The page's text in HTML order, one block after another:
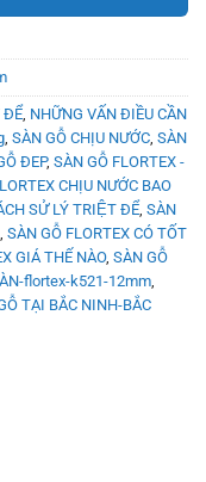
ĐỂ, NHỮNG VẤN ĐIỀU CẦN
, SÀN GỖ CHỊU NƯỚC, SÀN
ĐEP, SÀN GỖ FLORTEX -
CHỊU NƯỚC BAO
SỬ LÝ TRIỆT ĐỂ, SÀN
, SÀN GỖ FLORTEX CÓ TỐT
GIÁ THẾ NÀO, SÀN GỖ
flortex-k521-12mm,
TẠI BẮC NINH-BẮC